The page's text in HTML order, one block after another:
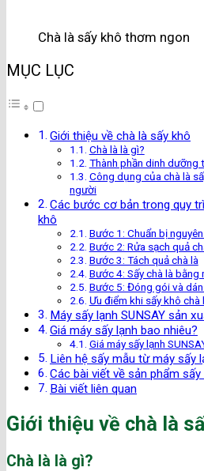
Chà là sấy khô thơm ngon
MỤC LỤC
Giới thiệu về chà là sấy khô
Chà là là gì?
Thành phần dinh dưỡng
Công dụng của chà là
người
Các bước cơ bản trong quy
khô
Bước 1: Chuẩn bị
Bước 2: Rửa sạch quả
Bước 3: Tách quả chà là
Bước 4: Sấy chà là bằng
Bước 5: Đóng gói và
Ưu điểm khi sấy khô chà
Máy sấy lạnh SUNSAY sản
Giá máy sấy lạnh bao nhiêu?
Giá máy sấy lạnh
Liên hệ sấy mẫu từ máy sấy
Các bài viết về sản phẩm
Bài viết liên quan
Giới thiệu về chà là
Chà là là gì?